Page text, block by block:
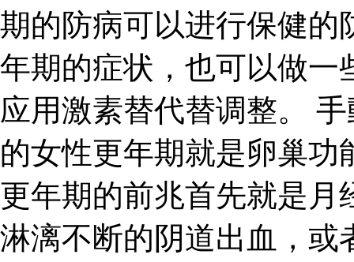
期的防病可以进行保健的
年期的症状，也可以做一
应用激素替代替调整。
的女性更年期就是卵巢
更年期的前兆首先就是月
淋漓不断的阴道出血，或